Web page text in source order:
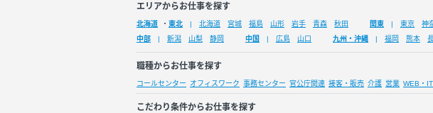
エリアからお仕事を探す
北海道 ・ 東北 北海道 宮城 福島 山形 岩手 青森 秋田 関東 東京 神
中部
新潟 山梨 静岡 中国 広島 山口 九州・沖縄 福岡 熊本
職種からお仕事を探す
コールセンター オフィスワーク 事務センター 官公庁関連 接客・販売 介護 営業 WEB・IT
こだわり条件からお仕事を探す